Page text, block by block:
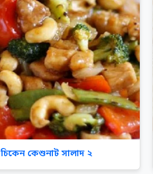
চিকেন কেশুনাট সালাদ ২